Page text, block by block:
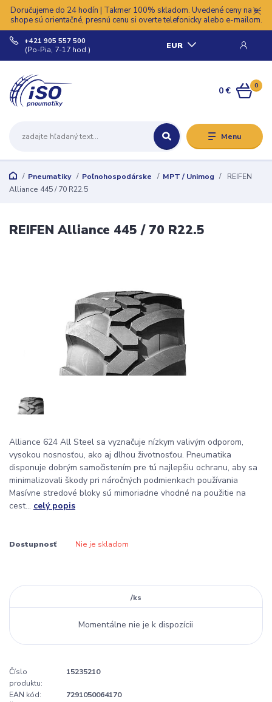
Doručujeme do 24 hodín | Takmer 100% skladom. Uvedené ceny na e-
shope sú orientačné, presnú cenu si overte telefonicky alebo e-mailom.
Menu
EUR
+421 905 557 500
(Po-Pia, 7-17 hod.)
0
0 €
Pneumatiky Poľnohospodárske MPT / Unimog
REIFEN
Alliance 445 / 70 R22.5
REIFEN Alliance 445 / 70 R22.5
Alliance 624 All Steel sa vyznačuje nízkym valivým odporom,
vysokou nosnosťou, ako aj dlhou životnosťou. Pneumatika
disponuje dobrým samočistením pre tú najlepšiu ochranu, aby sa
minimalizovali škody pri náročných podmienkach používania
Masívne stredové bloky sú mimoriadne vhodné na použitie na
cest... celý popis
Dostupnosť Nie je skladom
/ks
Momentálne nie je k dispozícii
Číslo
produktu:
15235210
EAN kód:
7291050064170